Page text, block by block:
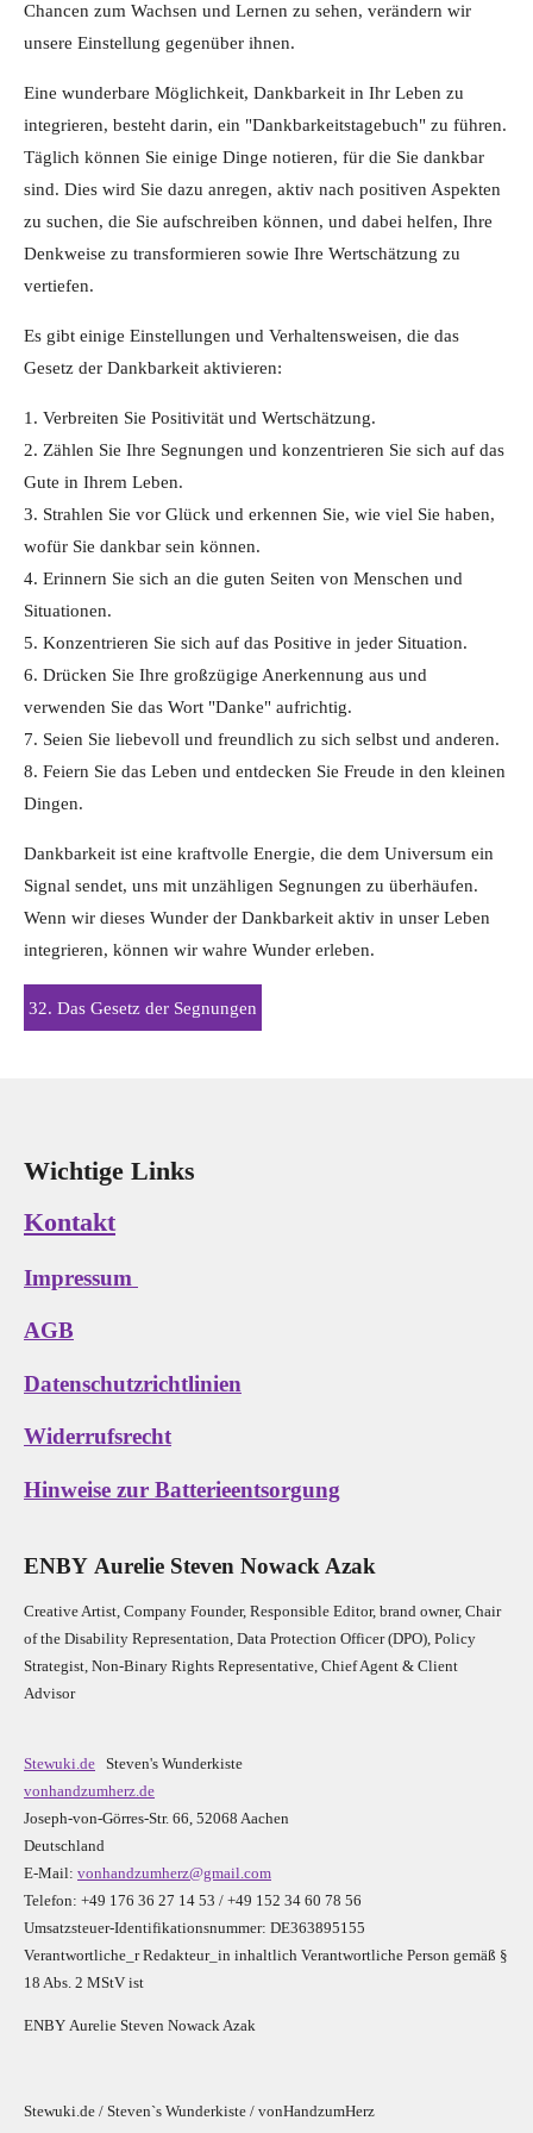
Chancen zum Wachsen und Lernen zu sehen, verändern wir
unsere Einstellung gegenüber ihnen.
Eine wunderbare Möglichkeit, Dankbarkeit in Ihr Leben zu
integrieren, besteht darin, ein "Dankbarkeitstagebuch" zu führen.
Täglich können Sie einige Dinge notieren, für die Sie dankbar
sind. Dies wird Sie dazu anregen, aktiv nach positiven Aspekten
zu suchen, die Sie aufschreiben können, und dabei helfen, Ihre
Denkweise zu transformieren sowie Ihre Wertschätzung zu
vertiefen.
Es gibt einige Einstellungen und Verhaltensweisen, die das
Gesetz der Dankbarkeit aktivieren:
1. Verbreiten Sie Positivität und Wertschätzung.
2. Zählen Sie Ihre Segnungen und konzentrieren Sie sich auf das
Gute in Ihrem Leben.
3. Strahlen Sie vor Glück und erkennen Sie, wie viel Sie haben,
wofür Sie dankbar sein können.
4. Erinnern Sie sich an die guten Seiten von Menschen und
Situationen.
5. Konzentrieren Sie sich auf das Positive in jeder Situation.
6. Drücken Sie Ihre großzügige Anerkennung aus und
verwenden Sie das Wort "Danke" aufrichtig.
7. Seien Sie liebevoll und freundlich zu sich selbst und anderen.
8. Feiern Sie das Leben und entdecken Sie Freude in den kleinen
Dingen.
Dankbarkeit ist eine kraftvolle Energie, die dem Universum ein
Signal sendet, uns mit unzähligen Segnungen zu überhäufen.
Wenn wir dieses Wunder der Dankbarkeit aktiv in unser Leben
integrieren, können wir wahre Wunder erleben.
32. Das Gesetz der Segnungen
Wichtige Links
Kontakt
Impressum
AGB
Datenschutzrichtlinien
Widerrufsrecht
Hinweise zur Batterieentsorgung
ENBY Aurelie Steven Nowack Azak
Creative Artist, Company Founder, Responsible Editor, brand owner, Chair
of the Disability Representation, Data Protection Officer (DPO), Policy
Strategist, Non-Binary Rights Representative, Chief Agent & Client
Advisor
Stewuki.de Steven's Wunderkiste
vonhandzumherz.de
Joseph-von-Görres-Str. 66, 52068 Aachen
Deutschland
E-Mail: vonhandzumherz@gmail.com
Telefon: +49 176 36 27 14 53 / +49 152 34 60 78 56
Umsatzsteuer-Identifikationsnummer: DE363895155
Verantwortliche_r Redakteur_in inhaltlich Verantwortliche Person gemäß §
18 Abs. 2 MStV ist
ENBY Aurelie Steven Nowack Azak
Stewuki.de / Steven`s Wunderkiste / vonHandzumHerz